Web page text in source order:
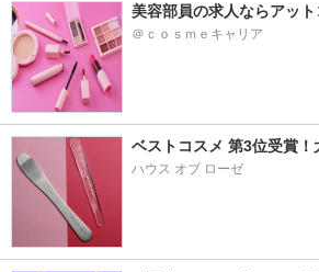
美容部員の求人ならアッ
＠ｃｏｓｍｅキャリア
ベストコスメ 第3位受賞！
ハウス オブ ローゼ